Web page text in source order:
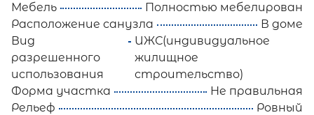
Мебель
Полностью мебелирован
Расположение санузла
В доме
Вид
разрешенного
использования
ИЖС(индивидуальное
жилищное
строительство)
Форма участка
Не правильная
Рельеф
Ровный